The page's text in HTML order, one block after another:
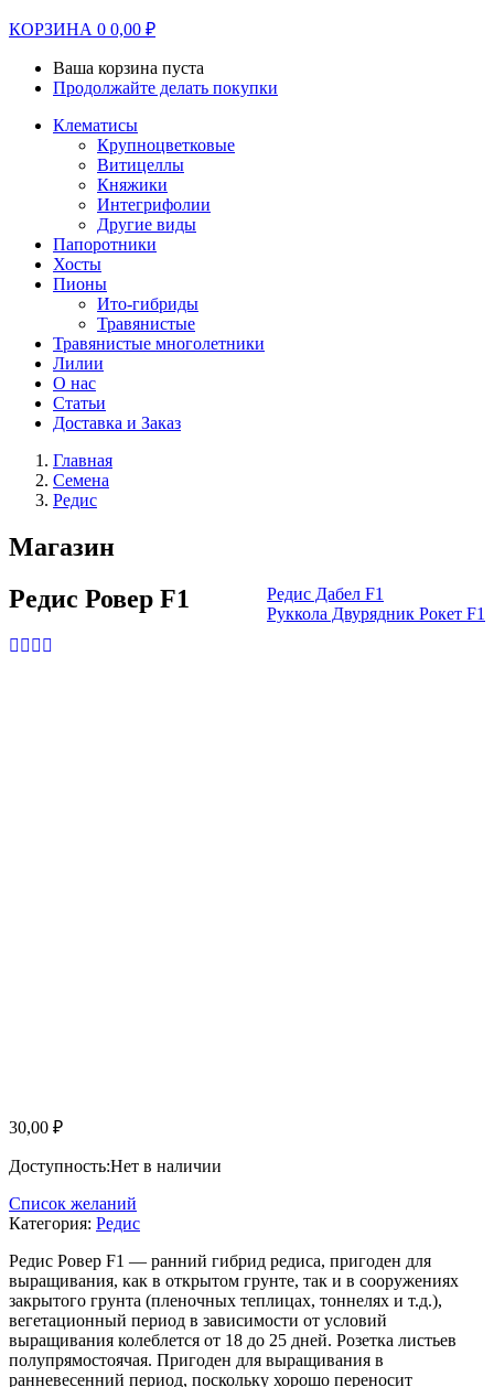
КОРЗИНА 0 0,00 ₽
Ваша корзина пуста
Продолжайте делать покупки
Клематисы
Крупноцветковые
Витицеллы
Княжики
Интегрифолии
Другие виды
Папоротники
Хосты
Пионы
Ито-гибриды
Травянистые
Травянистые многолетники
Лилии
О нас
Статьи
Доставка и Заказ
Главная
Семена
Редис
Магазин
Редис Дабел F1
Руккола Двурядник Рокет F1
Редис Ровер F1
30,00 ₽
Доступность:Нет в наличии
Список желаний
Категория: Редис
Редис Ровер F1 — ранний гибрид редиса, пригоден для
выращивания, как в открытом грунте, так и в сооружениях
закрытого грунта (пленочных теплицах, тоннелях и т.д.),
вегетационный период в зависимости от условий
выращивания колеблется от 18 до 25 дней. Розетка листьев
полупрямостоячая. Пригоден для выращивания в
ранневесенний период, поскольку хорошо переносит